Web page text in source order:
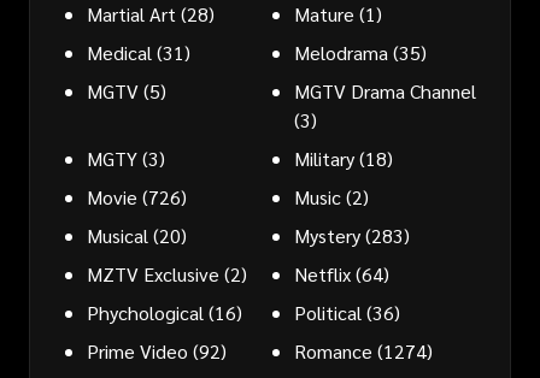
Martial Art(28) Mature (1)
Medical(31) Melodrama(35)
MGTV(5)
MGTV Drama Channel
(3)
MGTY(3) Military(18)
Movie (726) Music(2)
Musical(20) Mystery(283)
MZTV Exclusive (2) Netflix(64)
Phychological(16) Political(36)
Prime Video (92) Romance (1274)